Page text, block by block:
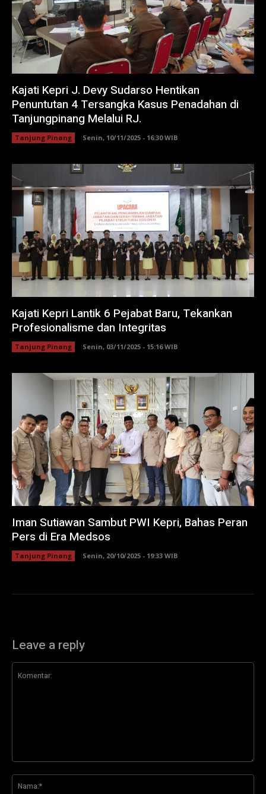
Kajati Kepri J. Devy Sudarso Hentikan
Penuntutan 4 Tersangka Kasus Penadahan di
Tanjungpinang Melalui RJ.
Tanjung Pinang Senin, 10/11/2025 - 16:30 WIB
Kajati Kepri Lantik 6 Pejabat Baru, Tekankan
Profesionalisme dan Integritas
Tanjung Pinang Senin, 03/11/2025 - 15:16 WIB
Iman Sutiawan Sambut PWI Kepri, Bahas Peran
Pers di Era Medsos
Tanjung Pinang Senin, 20/10/2025 - 19:33 WIB
Leave a reply